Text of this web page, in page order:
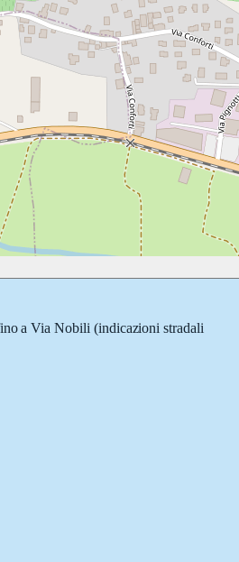
aVia Nobili (indicazioni stradali